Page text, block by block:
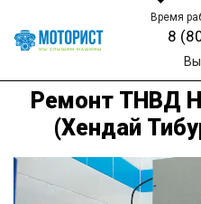
Время
8
Ремонт ТНВД
(Хендай